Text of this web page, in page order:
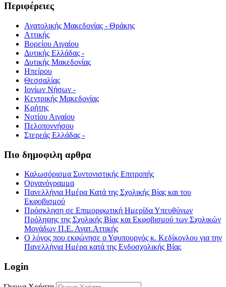
Περιφέρειες
Ανατολικής Μακεδονίας - Θράκης
Αττικής
Βορείου Αιγαίου
Δυτικής Ελλάδας -
Δυτικής Μακεδονίας
Ηπείρου
Θεσσαλίας
Ιονίων Νήσων -
Κεντρικής Μακεδονίας
Κρήτης
Νοτίου Αιγαίου
Πελοποννήσου
Στερεάς Ελλάδας -
Πιο δημοφιλη αρθρα
Καλωσόρισμα Συντονιστικής Επιτροπής
Οργανόγραμμα
Πανελλήνια Ημέρα Κατά της Σχολικής Βίας και του
Εκφοβισμού
Πρόσκληση σε Επιμορφωτική Ημερίδα Υπευθύνων
Πρόληψης της Σχολικής Βίας και Εκφοβισμού των Σχολικών
Μονάδων Π.Ε. Ανατ.Αττικής
Ο λόγος που εκφώνησε ο Υφυπουργός κ. Κεδίκογλου για την
Πανελλήνια Ημέρα κατά της Ενδοσχολικής Βίας
Login